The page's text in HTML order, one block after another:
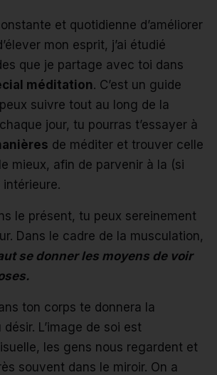
et quotidienne d’améliorer
mon esprit, j’ai étudié
que je partage avec toi dans
méditation. C’est un guide
suivre tout au long de la
jour, tu pourras t’essayer à
de méditer et trouver celle
mieux, afin de parvenir à la (si
le présent, tu peux sereinement
Dans le cadre de la musculation,
se donner les moyens de voir
ton corps te donnera la
désir. L’image de soi est
les gens nous regardent et
souvent dans le miroir. On a